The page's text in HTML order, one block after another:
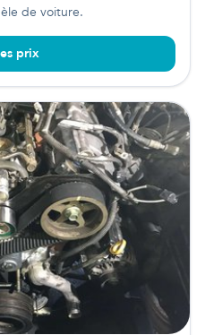
de voiture.
prix